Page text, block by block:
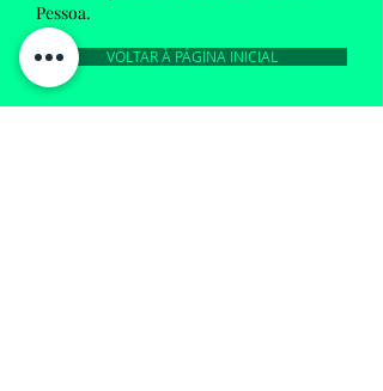
Pessoa.
VOLTAR À PÁGINA INICIAL